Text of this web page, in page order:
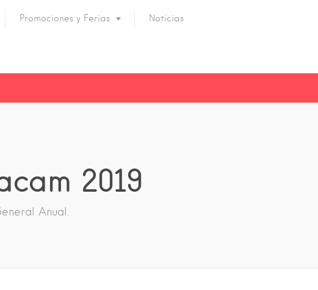
Promociones y Ferias Noticias
2019
Anual.